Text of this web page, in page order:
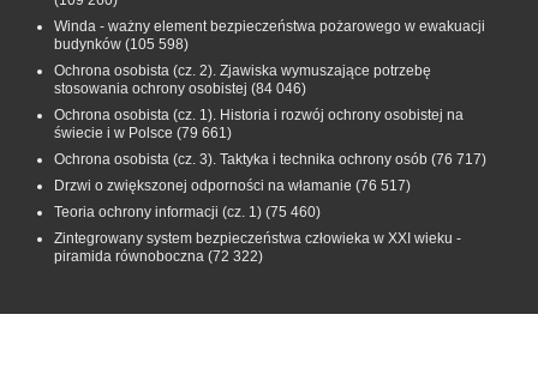
Winda - ważny element bezpieczeństwa pożarowego w ewakuacji
budynków (105 598)
Ochrona osobista (cz. 2). Zjawiska wymuszające potrzebę
stosowania ochrony osobistej (84 046)
Ochrona osobista (cz. 1). Historia i rozwój ochrony osobistej na
świecie i w Polsce (79 661)
Ochrona osobista (cz. 3). Taktyka i technika ochrony osób (76 717)
Drzwi o zwiększonej odporności na włamanie (76 517)
Teoria ochrony informacji (cz. 1) (75 460)
Zintegrowany system bezpieczeństwa człowieka w XXI wieku -
piramida równoboczna (72 322)